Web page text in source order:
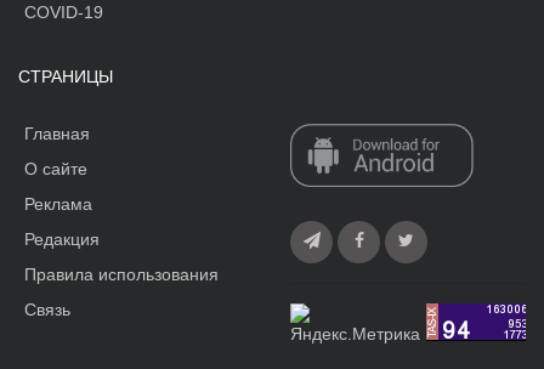
COVID-19
СТРАНИЦЫ
Главная
О сайте
Реклама
Редакция
Правила использования
Связь